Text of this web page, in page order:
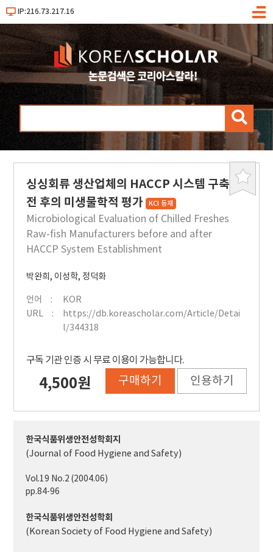
IP:216.73.217.16
메
검
북
싱싱회류 생산업체의 HACCP 시스템 구축
전 후의 미생물학적 평가 KCI 등재
Microbiological Evaluation of Chilled Freshes
Raw-fish Manufacturers before and after
HACCP System Establishment
박완희, 이성학, 정덕화
언어
KOR
URL
https://db.koreascholar.com/Article/Detai
l/344318
구독 기관 인증 시 무료 이용이 가능합니다.
4,500원 구매하기 인용하기
한국식품위생안전성학회지
(Journal of Food Hygiene and Safety)
Vol.19 No.2 (2004.06)
pp.84-96
한국식품위생안전성학회
(Korean Society of Food Hygiene and Safety)